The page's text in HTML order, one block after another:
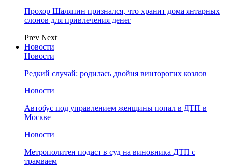
Прохор Шаляпин признался, что хранит дома янтарных
слонов для привлечения денег
Prev Next
Новости
Новости
Редкий случай: родилась двойня винторогих козлов
Новости
Автобус под управлением женщины попал в ДТП в
Москве
Новости
Метрополитен подаст в суд на виновника ДТП с
трамваем